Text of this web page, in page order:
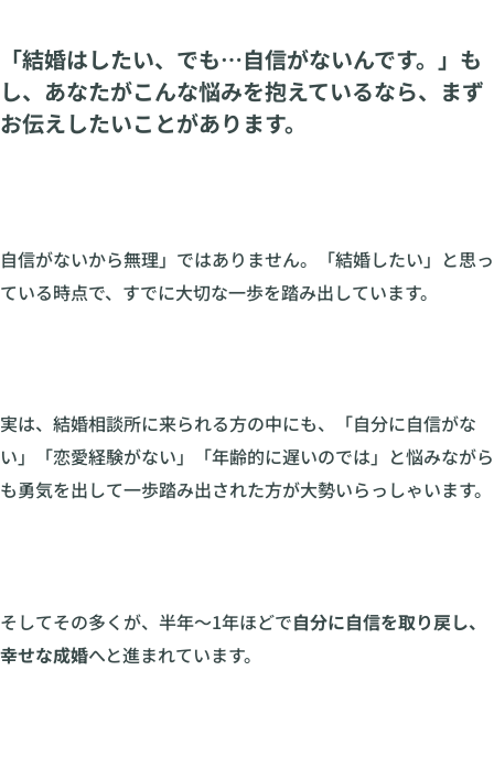
「結婚はしたい、でも…自信がないんです。」も
し、あなたがこんな悩みを抱えているなら、まず
お伝えしたいことがあります。
自信がないから無理」ではありません。「結婚したい」と思っ
ている時点で、すでに大切な一歩を踏み出しています。
実は、結婚相談所に来られる方の中にも、「自分に自信がな
い」「恋愛経験がない」「年齢的に遅いのでは」と悩みながら
も勇気を出して一歩踏み出された方が大勢いらっしゃいます。
そしてその多くが、半年〜1年ほどで自分に自信を取り戻し、
幸せな成婚へと進まれています。